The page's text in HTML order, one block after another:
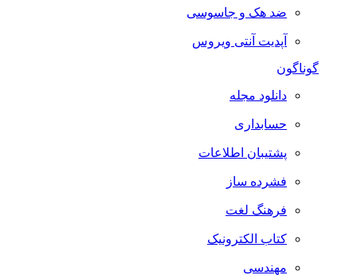
ضد هک و جاسوسی
آپدیت آنتی ویروس
گوناگون
دانلود مجله
حسابداری
پشتیبان اطلاعات
فشرده ساز
فرهنگ لغت
کتاب الکترونیک
مهندسی